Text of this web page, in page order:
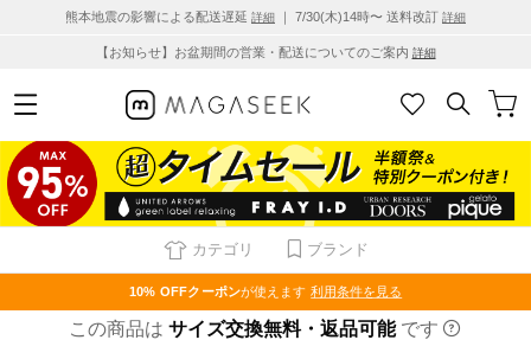
熊本地震の影響による配送遅延 詳細 ｜ 7/30(木)14時〜 送料改訂 詳細
【お知らせ】お盆期間の営業・配送についてのご案内 詳細
カテゴリ ブランド
10% OFFクーポンが使えます 利用条件を見る
この商品は サイズ交換無料・返品可能 です